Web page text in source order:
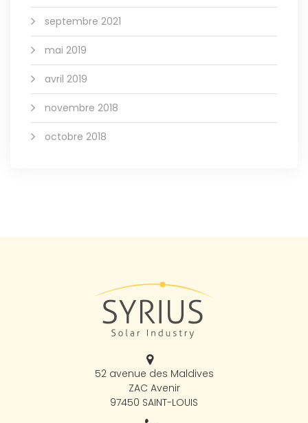
septembre 2021
mai 2019
avril 2019
novembre 2018
octobre 2018
52 avenue des Maldives
ZAC Avenir
97450 SAINT-LOUIS